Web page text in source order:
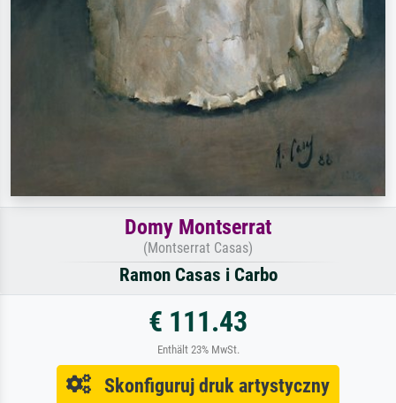
Domy Montserrat
(Montserrat Casas)
Ramon Casas i Carbo
€ 111.43
Enthält 23% MwSt.
Skonfiguruj druk artystyczny